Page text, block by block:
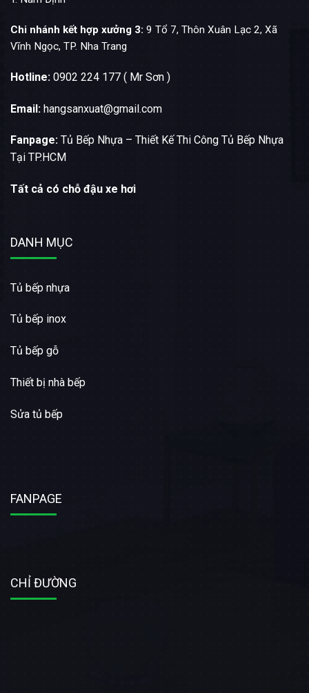
Chi nhánh kết hợp xưởng 3: 9 Tổ 7, Thôn Xuân Lạc 2, Xã
Vĩnh Ngọc, TP. Nha Trang
Hotline: 0902 224 177 ( Mr Sơn )
Email: hangsanxuat@gmail.com
Fanpage: Tủ Bếp Nhựa – Thiết Kế Thi Công Tủ Bếp Nhựa
Tại TP.HCM
Tất cả có chỗ đậu xe hơi
DANH MỤC
Tủ bếp nhựa
Tủ bếp inox
Tủ bếp gỗ
Thiết bị nhà bếp
Sửa tủ bếp
FANPAGE
CHỈ ĐƯỜNG